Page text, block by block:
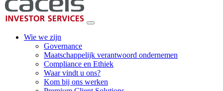
Wie we zijn
Governance
Maatschappelijk verantwoord ondernemen
Compliance en Ethiek
Waar vindt u ons?
Kom bij ons werken